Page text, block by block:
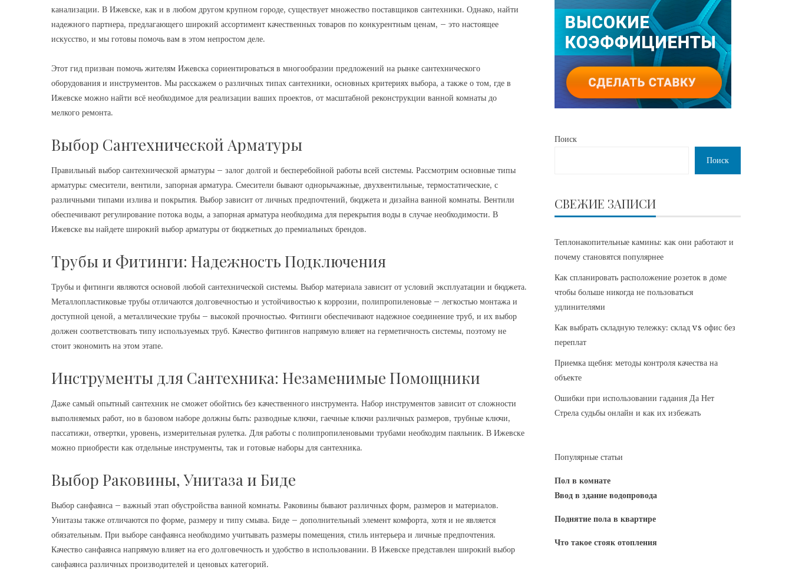
канализации. В Ижевске, как и в любом другом крупном городе, существует множество поставщиков сантехники. Однако, найти
надежного партнера, предлагающего широкий ассортимент качественных товаров по конкурентным ценам, – это настоящее
искусство, и мы готовы помочь вам в этом непростом деле.
Этот гид призван помочь жителям Ижевска сориентироваться в многообразии предложений на рынке сантехнического
оборудования и инструментов. Мы расскажем о различных типах сантехники, основных критериях выбора, а также о том, где в
Ижевске можно найти всё необходимое для реализации ваших проектов, от масштабной реконструкции ванной комнаты до
мелкого ремонта.
Выбор Сантехнической Арматуры
Правильный выбор сантехнической арматуры – залог долгой и бесперебойной работы всей системы. Рассмотрим основные типы
арматуры: смесители, вентили, запорная арматура. Смесители бывают однорычажные, двухвентильные, термостатические, с
различными типами излива и покрытия. Выбор зависит от личных предпочтений, бюджета и дизайна ванной комнаты. Вентили
обеспечивают регулирование потока воды, а запорная арматура необходима для перекрытия воды в случае необходимости. В
Ижевске вы найдете широкий выбор арматуры от бюджетных до премиальных брендов.
Трубы и Фитинги: Надежность Подключения
Трубы и фитинги являются основой любой сантехнической системы. Выбор материала зависит от условий эксплуатации и бюджета.
Металлопластиковые трубы отличаются долговечностью и устойчивостью к коррозии, полипропиленовые – легкостью монтажа и
доступной ценой, а металлические трубы – высокой прочностью. Фитинги обеспечивают надежное соединение труб, и их выбор
должен соответствовать типу используемых труб. Качество фитингов напрямую влияет на герметичность системы, поэтому не
стоит экономить на этом этапе.
Инструменты для Сантехника: Незаменимые Помощники
Даже самый опытный сантехник не сможет обойтись без качественного инструмента. Набор инструментов зависит от сложности
выполняемых работ, но в базовом наборе должны быть: разводные ключи, гаечные ключи различных размеров, трубные ключи,
пассатижи, отвертки, уровень, измерительная рулетка. Для работы с полипропиленовыми трубами необходим паяльник. В Ижевске
можно приобрести как отдельные инструменты, так и готовые наборы для сантехника.
Выбор Раковины, Унитаза и Биде
Выбор санфаянса – важный этап обустройства ванной комнаты. Раковины бывают различных форм, размеров и материалов.
Унитазы также отличаются по форме, размеру и типу смыва. Биде – дополнительный элемент комфорта, хотя и не является
обязательным. При выборе санфаянса необходимо учитывать размеры помещения, стиль интерьера и личные предпочтения.
Качество санфаянса напрямую влияет на его долговечность и удобство в использовании. В Ижевске представлен широкий выбор
санфаянса различных производителей и ценовых категорий.
Поиск
Поиск
СВЕЖИЕ ЗАПИСИ
Теплонакопительные камины: как они работают и
почему становятся популярнее
Как спланировать расположение розеток в доме
чтобы больше никогда не пользоваться
удлинителями
Как выбрать складную тележку: склад vs офис без
переплат
Приемка щебня: методы контроля качества на
объекте
Ошибки при использовании гадания Да Нет
Стрела судьбы онлайн и как их избежать
Популярные статьи
Пол в комнате
Ввод в здание водопровода
Поднятие пола в квартире
Что такое стояк отопления